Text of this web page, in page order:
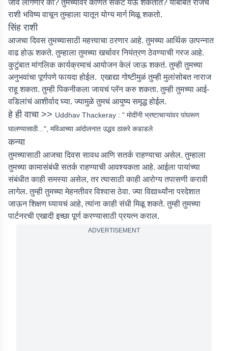
जावं लागणार का? तुमच्यावर कोणते संकट येऊ शकतात? याबाबत रोजचं
राशी भविष्य वाचून तुम्हाला यातून योग्य मार्ग मिळू शकतो.
सिंह राशी
आजचा दिवस तुमच्यासाठी महत्त्वाचा ठरणार आहे. तुमच्या आर्थिक उत्पन्नात
वाढ होऊ शकते. तुम्हाला तुमच्या खर्चावर नियंत्रण ठेवण्याची गरज आहे.
कुटुंबात मांगलिक कार्यक्रमाचं आयोजन केलं जाऊ शकतं. तुम्ही तुमच्या
अनुभवांचा पूर्णपणे फायदा होईल. एखाद्या गोष्टीमुळं तुम्ही मुलांसोबत नाराज
राहू शकता. तुम्ही पिकनीकला जायचं प्लॅन करु शकता. तुम्ही तुमच्या आई-
वडिलांचं आशीर्वाद घ्या. ज्यामुळे तुमचं आयुष्य समृद्ध होईल.
हे ही वाचा >> Uddhav Thackeray : " मोदींनी भ्रष्टाचाऱ्यांवर पांघरूण
घालण्यासाठी...", मविआच्या आंदोलनात उद्धव ठाकरे कडाडले
कन्या
तुमच्यासाठी आजचा दिवस सावध आणि सतर्क राहण्याचा असेल. तुम्हाला
तुमच्या कामासंबंधी सतर्क राहण्याची आवश्यकता आहे. आईला पायांच्या
संबंधीत काही समस्या असेल, तर त्यासाठी काही आरोग्य तपासणी करावी
लागेल. तुम्ही तुमच्या मेहनतीवर विश्वास ठेवा. ज्या विद्यार्थ्यांना परदेशात
जाऊन शिक्षण घ्यायचं आहे, त्यांना काही संधी मिळू शकते. तुम्ही तुमच्या
पार्टनरची एखादी इच्छा पूर्ण करण्यासाठी प्रयत्न कराल.
ADVERTISEMENT